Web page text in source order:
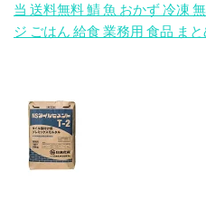
当 送料無料 鯖 魚 おかず 冷凍
ジ ごはん 給食 業務用 食品 ま